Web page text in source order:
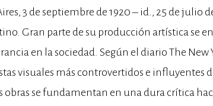
3 de septiembre de 1920 – id., 25 de julio
Gran parte de su producción artística se
en la sociedad. Según el diario The New
visuales más controvertidos e influyentes
se fundamentan en una dura crítica